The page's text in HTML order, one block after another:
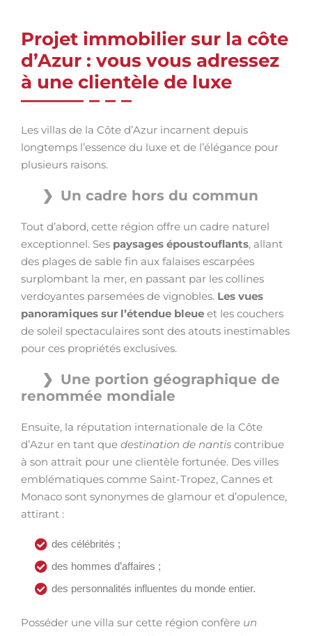
Projet immobilier sur la côte
d’Azur : vous vous adressez
à une clientèle de luxe
Les villas de la Côte d’Azur incarnent depuis
longtemps l’essence du luxe et de l’élégance pour
plusieurs raisons.
Un cadre hors du commun
Tout d’abord, cette région offre un cadre naturel
exceptionnel. Ses paysages époustouflants, allant
des plages de sable fin aux falaises escarpées
surplombant la mer, en passant par les collines
verdoyantes parsemées de vignobles. Les vues
panoramiques sur l’étendue bleue et les couchers
de soleil spectaculaires sont des atouts inestimables
pour ces propriétés exclusives.
Une portion géographique de
renommée mondiale
Ensuite, la réputation internationale de la Côte
d’Azur en tant que destination de nantis contribue
à son attrait pour une clientèle fortunée. Des villes
emblématiques comme Saint-Tropez, Cannes et
Monaco sont synonymes de glamour et d’opulence,
attirant :
des célébrités ;
des hommes d’affaires ;
des personnalités influentes du monde entier.
Posséder une villa sur cette région confère un